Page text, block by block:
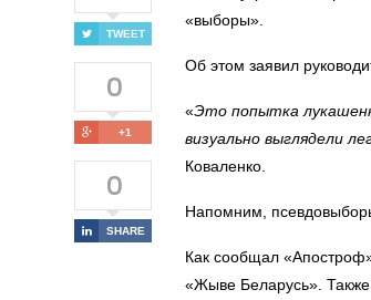
TWEET
0
+1
0
SHARE
«выборы».
Об этом заявил
«Это попытка
визуально выглядели
Коваленко.
Напомним,
Как сообщал
«Жыве Беларусь». Также